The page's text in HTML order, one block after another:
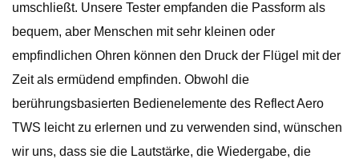
umschließt. Unsere Tester empfanden die Passform als
bequem, aber Menschen mit sehr kleinen oder
empfindlichen Ohren können den Druck der Flügel mit der
Zeit als ermüdend empfinden. Obwohl die
berührungsbasierten Bedienelemente des Reflect Aero
TWS leicht zu erlernen und zu verwenden sind, wünschen
wir uns, dass sie die Lautstärke, die Wiedergabe, die